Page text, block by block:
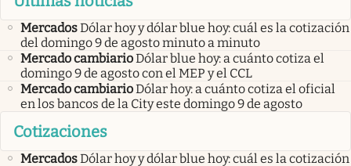
MercadosDólar hoy y dólar blue hoy: cuál es la cotización
del domingo 9 de agosto minuto a minuto
Mercado cambiarioDólar blue hoy: a cuánto cotiza el
domingo 9 de agosto con el MEP y el CCL
Mercado cambiarioDólar hoy: a cuánto cotiza el oficial
en los bancos de la City este domingo 9 de agosto
Cotizaciones
MercadosDólar hoy y dólar blue hoy: cuál es la cotización